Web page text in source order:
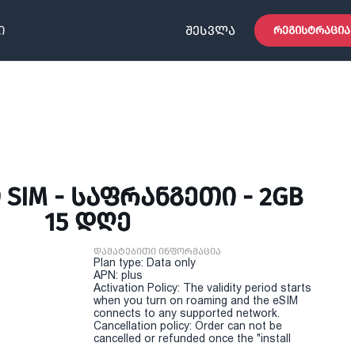
ᲨᲔᲡᲕᲚᲐ ᲠᲔᲒᲘᲡᲢᲠᲐᲪᲘᲐ
- ᲡᲐᲤᲠᲐᲜᲒᲔᲗᲘ - 2GB
15 ᲓᲦᲔ
დამატებითი ინფორმაცია
Plan type: Data only
APN: plus
Activation Policy: The validity period starts
when you turn on roaming and the eSIM
connects to any supported network.
Cancellation policy: Order can not be
cancelled or refunded once the "install